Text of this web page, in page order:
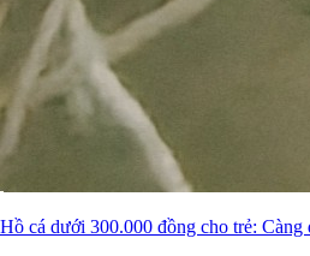
Hồ cá dưới 300.000 đồng cho trẻ: Càng